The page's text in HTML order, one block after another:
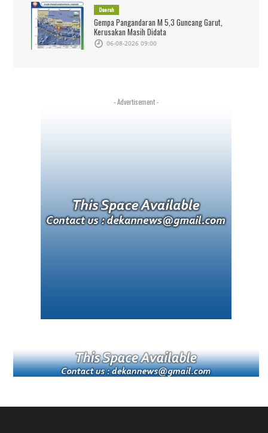
Daerah
Gempa Pangandaran M 5,3 Guncang Garut,
Kerusakan Masih Didata
06-08-2026 09:00
- Advertisement -